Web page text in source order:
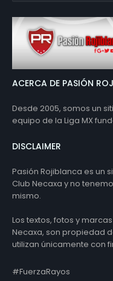
ACERCA DE PASIÓN
Desde 2005, somos un
equipo de la Liga MX
DISCLAIMER
Pasión Rojiblanca es un
Club Necaxa y no
mismo.
Los textos, fotos y
Necaxa, son propiedad
utilizan únicamente con
#FuerzaRayos